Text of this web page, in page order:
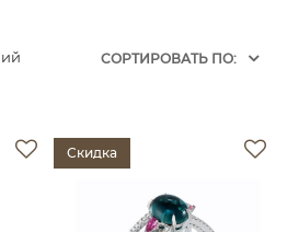
CОРТИРОВАТЬ ПО:
Скидка